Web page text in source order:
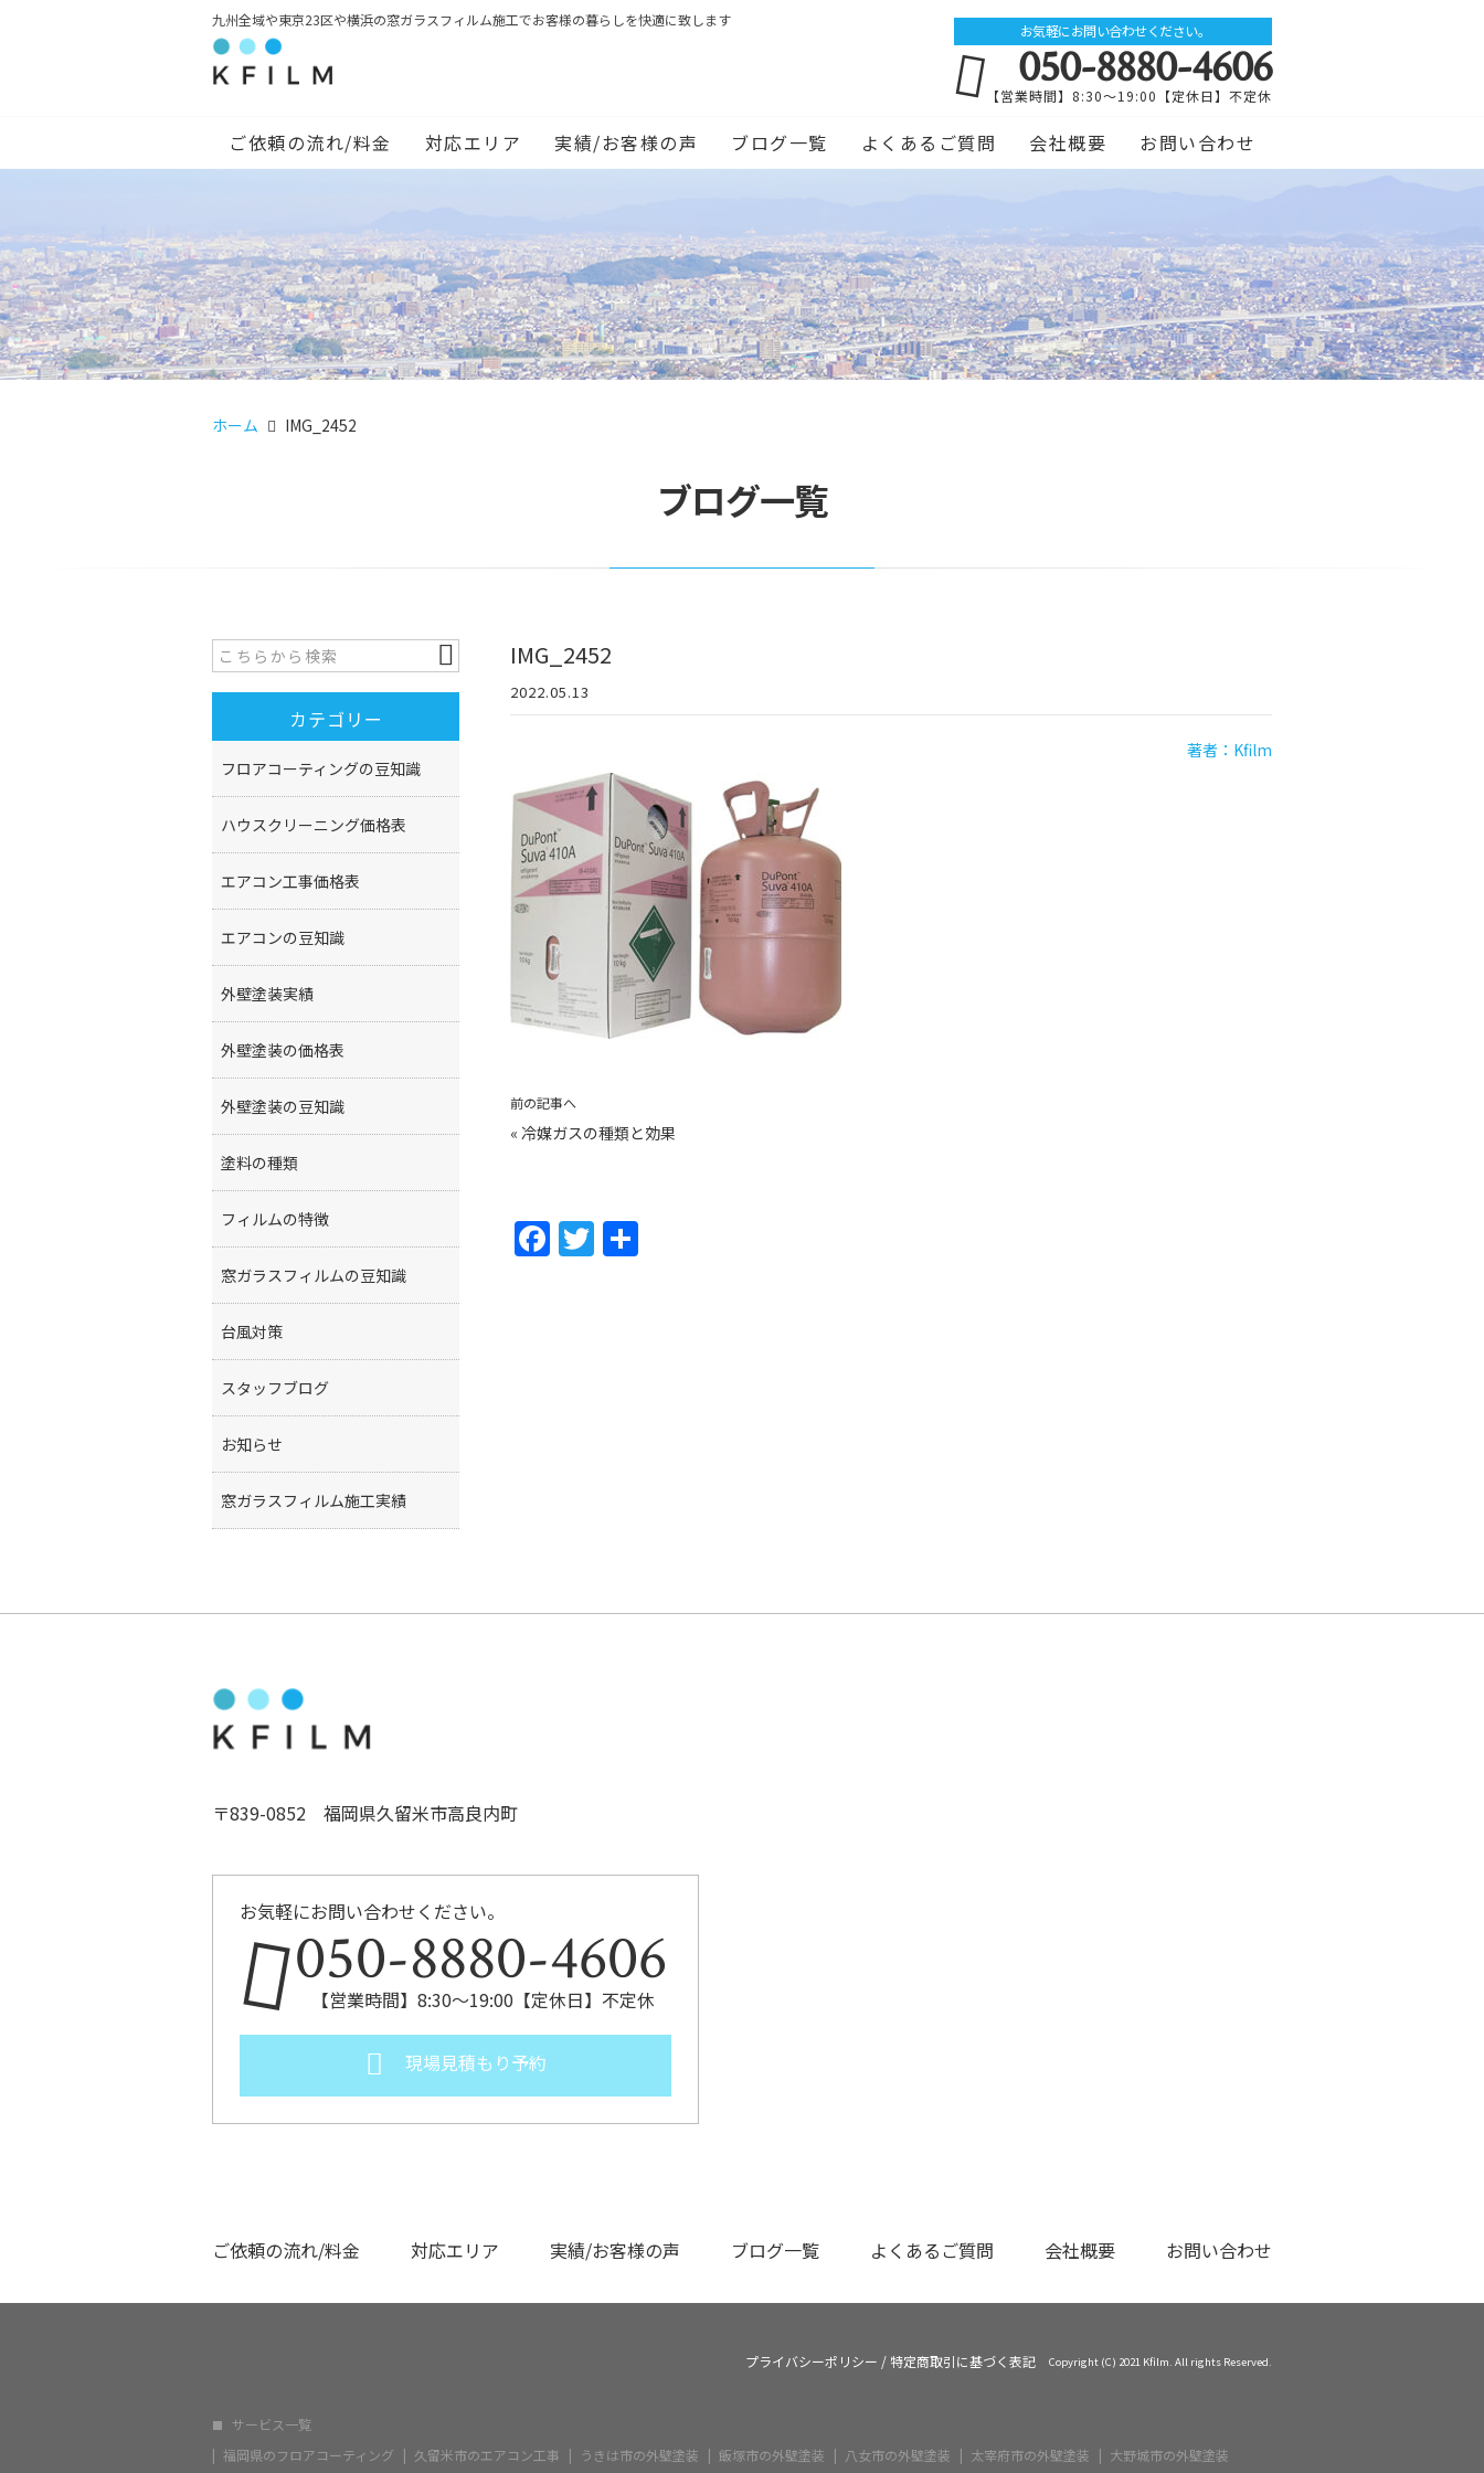
九州全域や東京23区や横浜の窓ガラスフィルム施工でお客様の暮らしを快適に致します
お気軽にお問い合わせください。
050-8880-4606
【営業時間】8:30～19:00【定休日】不定休
ご依頼の流れ/料金 対応エリア 実績/お客様の声 ブログ一覧 よくあるご質問 会社概要 お問い合わせ
ホーム IMG_2452
ブログ一覧
IMG_2452
2022.05.13
著者：Kfilm
前の記事へ
« 冷媒ガスの種類と効果
F T
カテゴリー
フロアコーティングの豆知識
ハウスクリーニング価格表
エアコン工事価格表
エアコンの豆知識
外壁塗装実績
外壁塗装の価格表
外壁塗装の豆知識
塗料の種類
フィルムの特徴
窓ガラスフィルムの豆知識
台風対策
スタッフブログ
お知らせ
窓ガラスフィルム施工実績
〒839-0852 福岡県久留米市高良内町
お気軽にお問い合わせください。
050-8880-4606
【営業時間】8:30～19:00【定休日】不定休
現場見積もり予約
ご依頼の流れ/料金 対応エリア 実績/お客様の声 ブログ一覧 よくあるご質問 会社概要 お問い合わせ
プライバシーポリシー /特定商取引に基づく表記 Copyright (C) 2021 Kfilm. All rights Reserved.
サービス一覧
福岡県のフロアコーティング
久留米市のエアコン工事 うきは市の外壁塗装 飯塚市の外壁塗装 八女市の外壁塗装 太宰府市の外壁塗装 大野城市の外壁塗装